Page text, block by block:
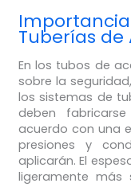
Tuberías de
En los tubos de
sobre la
los sistemas de
deben
acuerdo con una
presiones y
aplicarán. El
ligeramente más